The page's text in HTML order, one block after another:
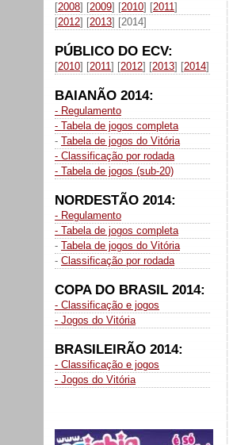
[2008] [2009] [2010] [2011]
[2012] [2013] [2014]
PÚBLICO DO ECV:
[2010] [2011] [2012] [2013] [2014]
BAIANÃO 2014:
- Regulamento
- Tabela de jogos completa
- Tabela de jogos do Vitória
- Classificação por rodada
- Tabela de jogos (sub-20)
NORDESTÃO 2014:
- Regulamento
- Tabela de jogos completa
- Tabela de jogos do Vitória
- Classificação por rodada
COPA DO BRASIL 2014:
- Classificação e jogos
- Jogos do Vitória
BRASILEIRÃO 2014:
- Classificação e jogos
- Jogos do Vitória